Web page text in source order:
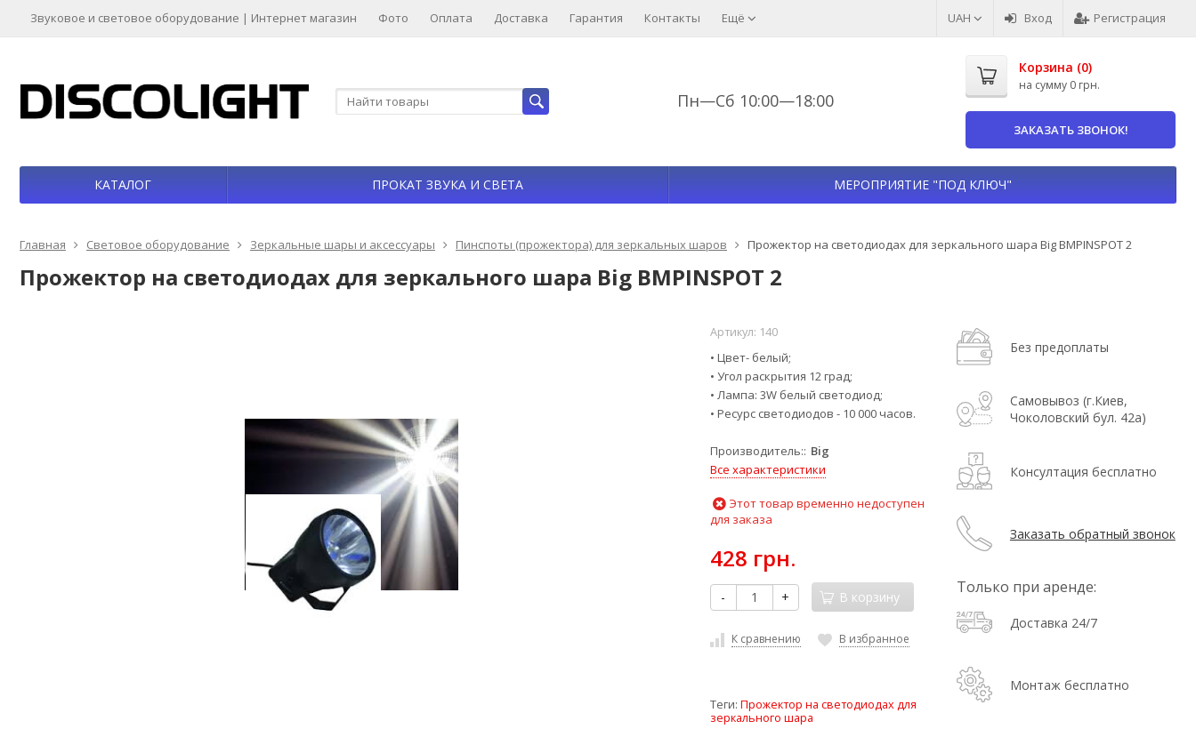
UAH Вход Регистрация
Звуковое и световое оборудование | Интернет магазин Фото Оплата Доставка Гарантия Контакты Ещё
Пн—Сб 10:00—18:00
Корзина (0)
на сумму 0 грн.
ЗАКАЗАТЬ ЗВОНОК!
КАТАЛОГ ПРОКАТ ЗВУКА И СВЕТА МЕРОПРИЯТИЕ "ПОД КЛЮЧ"
Главная Световое оборудование Зеркальные шары и аксессуары Пинспоты (прожектора) для зеркальных шаров Прожектор на светодиодах для зеркального шара Big BMPINSPOT 2
Прожектор на светодиодах для зеркального шара Big BMPINSPOT 2
Артикул: 140
• Цвет- белый;
• Угол раскрытия 12 град;
• Лампа: 3W белый светодиод;
• Ресурс светодиодов - 10 000 часов.
Производитель: Big
Все характеристики
Этот товар временно недоступен
для заказа
428 грн.
- + В корзину
К сравнению В избранное
Теги: Прожектор на светодиодах для
зеркального шара
Без предоплаты
Самовывоз (г.Киев,
Чоколовский бул. 42а)
Консултация бесплатно
Заказать обратный звонок
Только при аренде:
Доставка 24/7
Монтаж бесплатно